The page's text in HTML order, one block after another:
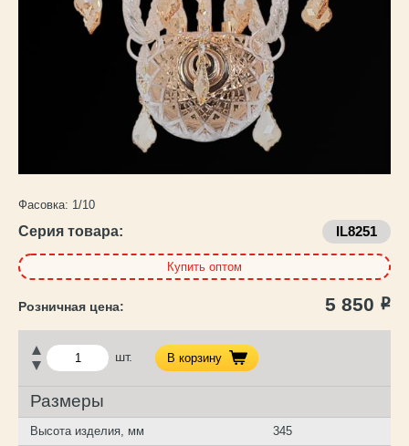
Фасовка: 1/10
Серия товара: IL8251
Купить оптом
5 850 Р
шт. В корзину
Размеры
Высота изделия, мм 345